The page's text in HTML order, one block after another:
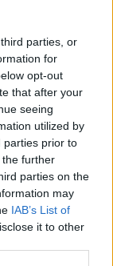
parties, or
for
opt-out
that after your
seeing
utilized by
parties prior to
further
parties on the
may
IAB’s List of
it to other
zajistili
gang
druhů
v několika
asi stovku
a
a Ostravě. V
V
Celní správy ČR